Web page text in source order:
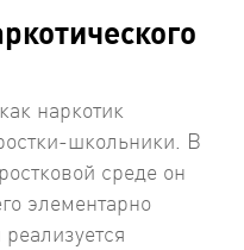
наркотик
школьники. В
среде он
элементарно